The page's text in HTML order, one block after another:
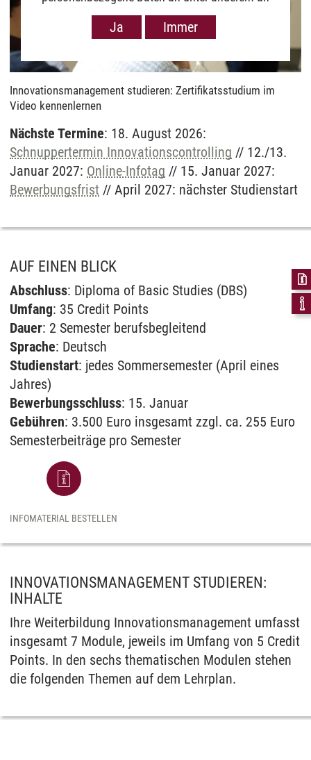
Google in den USA übermittelt, um Ihnen Youtube-
Videos anzuzeigen. Der Europäische Gerichtshof
an EU-Standards, jedoch als unzureichend
dass Ihre Daten dann durch US-Behörden
verarbeitet werden können. Klicken Sie auf „Ja“
erfolgt die Weitergabe nur für die Anzeige dieses
Videos. Bei Klick auf „Immer“ erfolgt die
Weitergabe generell bei Anzeige von Youtube-
Videos auf unserer Seite. Nähere Informationen
hierzu entnehmen Sie bitte unserer
Ja Immer
Innovationsmanagement studieren: Zertifikatsstudium im
Video kennenlernen
Nächste Termine: 18. August 2026:
Schnuppertermin Innovationscontrolling // 12./13.
Januar 2027: Online-Infotag // 15. Januar 2027:
Bewerbungsfrist // April 2027: nächster Studienstart
AUF EINEN BLICK
Abschluss: Diploma of Basic Studies (DBS)
Umfang: 35 Credit Points
Dauer: 2 Semester berufsbegleitend
Sprache: Deutsch
Studienstart: jedes Sommersemester (April eines
Jahres)
Bewerbungsschluss: 15. Januar
Gebühren: 3.500 Euro insgesamt zzgl. ca. 255 Euro
Semesterbeiträge pro Semester
INFOMATERIAL BESTELLEN
INNOVATIONSMANAGEMENT STUDIEREN:
INHALTE
Ihre Weiterbildung Innovationsmanagement umfasst
insgesamt 7 Module, jeweils im Umfang von 5 Credit
Points. In den sechs thematischen Modulen stehen
die folgenden Themen auf dem Lehrplan.